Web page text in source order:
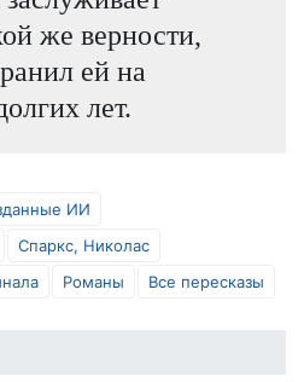
же верности,
ей на
лет.
ИИ
Спаркс, Николас
Романы Все пересказы